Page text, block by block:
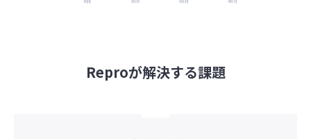
Reproが解決する課題